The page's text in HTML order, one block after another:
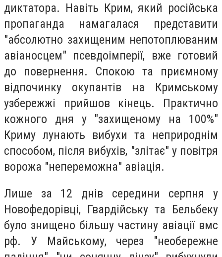
диктатора. Навіть Крим, який російська
пропаганда намагалася представити
"абсолютно захищеним непотоплюваним
авіаносцем" псевдоімперії, вже готовий
до повернення. Спокою та приємному
відпочинку окупантів на Кримському
узбережжі прийшов кінець. Практично
кожного дня у "захищеному на 100%"
Криму лунають вибухи та неприроднім
способом, після вибухів, "злітає" у повітря
ворожа "непереможна" авіація.
Лише за 12 днів середини серпня у
Новофедорівці, Гвардійську та Бельбеку
було знищено більшу частину авіації вмс
рф. У Майському, через "необережне